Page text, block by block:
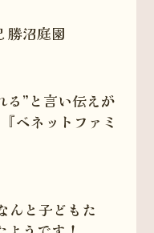
勝沼庭園
る”と言い伝えが
ベネットファミ
んと子どもた